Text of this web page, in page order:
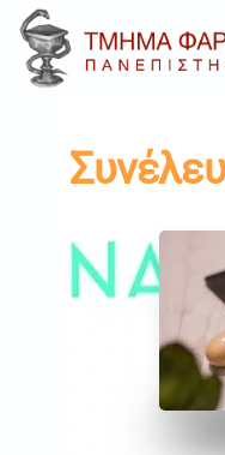
Skip to main